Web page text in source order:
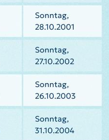
Sonntag,
28.10.2001
Sonntag,
27.10.2002
Sonntag,
26.10.2003
Sonntag,
31.10.2004